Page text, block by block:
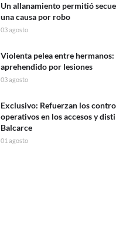
Un allanamiento permitió
una causa por robo
03 agosto
Violenta pelea entre
aprehendido por lesiones
03 agosto
Exclusivo: Refuerzan los
operativos en los accesos y
Balcarce
01 agosto